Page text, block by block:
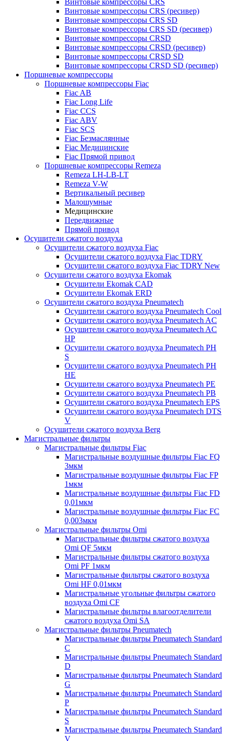
Винтовые компрессоры CRS
Винтовые компрессоры CRS (ресивер)
Винтовые компрессоры CRS SD
Винтовые компрессоры CRS SD (ресивер)
Винтовые компрессоры CRSD
Винтовые компрессоры CRSD (ресивер)
Винтовые компрессоры CRSD SD
Винтовые компрессоры CRSD SD (ресивер)
Поршневые компрессоры
Поршневые компрессоры Fiac
Fiac AB
Fiac Long Life
Fiac CCS
Fiac ABV
Fiac SCS
Fiac Безмаслянные
Fiac Медицинские
Fiac Прямой привод
Поршневые компрессоры Remeza
Remeza LH-LB-LT
Remeza V-W
Вертикальный ресивер
Малошумные
Медицинские
Передвижные
Прямой привод
Осушители сжатого воздуха
Осушители сжатого воздуха Fiac
Осушители сжатого воздуха Fiac TDRY
Осушители сжатого воздуха Fiac TDRY New
Осушители сжатого воздуха Ekomak
Осушители Ekomak CAD
Осушители Ekomak ERD
Осушители сжатого воздуха Pneumatech
Осушители сжатого воздуха Pneumatech Cool
Осушители сжатого воздуха Pneumatech AC
Осушители сжатого воздуха Pneumatech AC
HP
Осушители сжатого воздуха Pneumatech PH
S
Осушители сжатого воздуха Pneumatech PH
HE
Осушители сжатого воздуха Pneumatech PE
Осушители сжатого воздуха Pneumatech PB
Осушители сжатого воздуха Pneumatech EPS
Осушители сжатого воздуха Pneumatech DTS
V
Осушители сжатого воздуха Berg
Магистральные фильтры
Магистральные фильтры Fiac
Магистральные воздушные фильтры Fiac FQ
3мкм
Магистральные воздушные фильтры Fiac FP
1мкм
Магистральные воздушные фильтры Fiac FD
0,01мкм
Магистральные воздушные фильтры Fiac FC
0,003мкм
Магистральные фильтры Omi
Магистральные фильтры сжатого воздуха
Omi QF 5мкм
Магистральные фильтры сжатого воздуха
Omi PF 1мкм
Магистральные фильтры сжатого воздуха
Omi HF 0,01мкм
Магистральные угольные фильтры сжатого
воздуха Omi CF
Магистральные фильтры влагоотделители
сжатого воздуха Omi SA
Магистральные фильтры Pneumatech
Магистральные фильтры Pneumatech Standard
C
Магистральные фильтры Pneumatech Standard
D
Магистральные фильтры Pneumatech Standard
G
Магистральные фильтры Pneumatech Standard
P
Магистральные фильтры Pneumatech Standard
S
Магистральные фильтры Pneumatech Standard
V